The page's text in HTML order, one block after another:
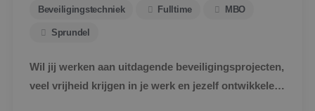
Beveiligingstechniek Fulltime MBO
Sprundel
Wil jij werken aan uitdagende beveiligingsprojecten,
veel vrijheid krijgen in je werk en jezelf ontwikkelen